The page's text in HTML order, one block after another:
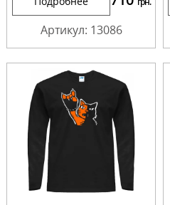
Артикул: 13086